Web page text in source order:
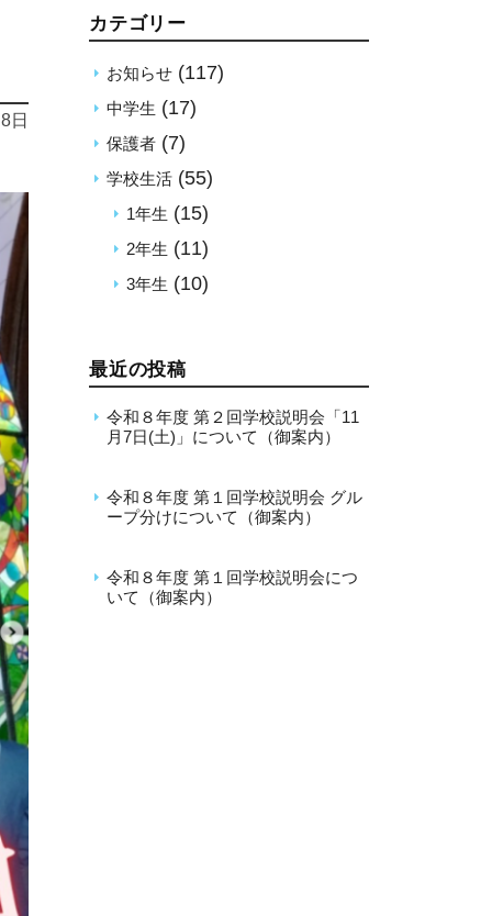
日
カテゴリー
お知らせ(117)
中学生 (17)
保護者(7)
学校生活(55)
1年生 (15)
2年生 (11)
3年生 (10)
最近の投稿
令和８年度 第２回学校説明会「11
月7日(土)」について（御案内）
令和８年度 第１回学校説明会 グル
ープ分けについて（御案内）
令和８年度 第１回学校説明会につ
いて（御案内）